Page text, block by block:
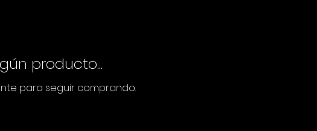
producto...
para seguir comprando.